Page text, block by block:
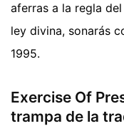
aferras a la regla
ley divina, sonarás
1995.
Exercise Of
trampa de la